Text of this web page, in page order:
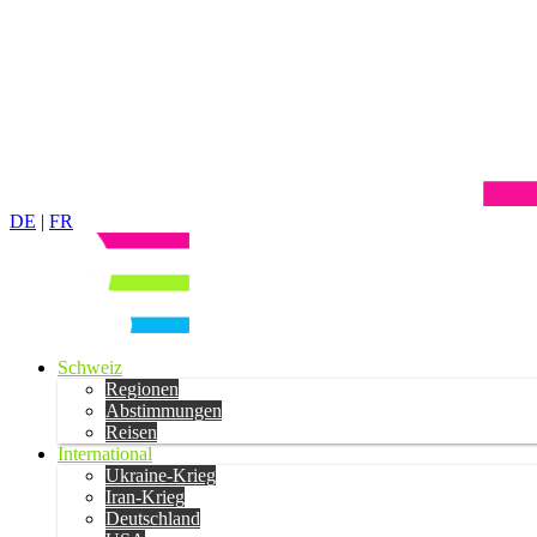
DE | FR
Schweiz
Regionen
Abstimmungen
Reisen
International
Ukraine-Krieg
Iran-Krieg
Deutschland